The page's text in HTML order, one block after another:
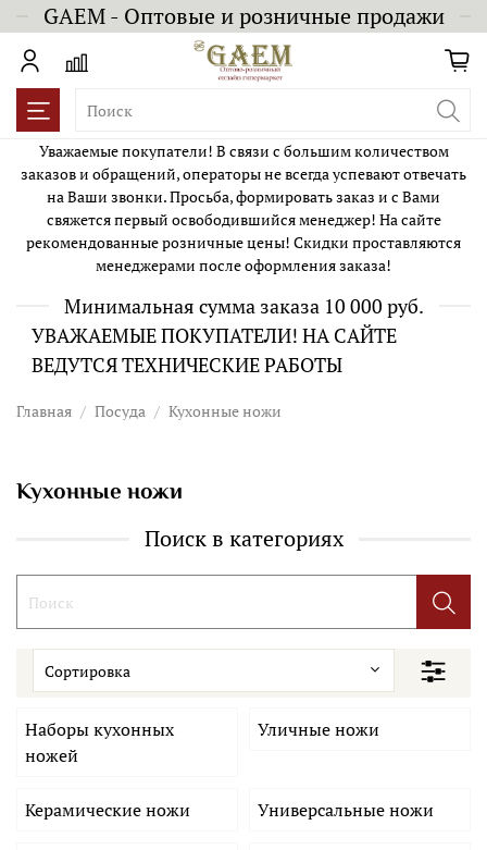
GAEM - Оптовые и розничные продажи
Уважаемые покупатели! В связи с большим количеством
заказов и обращений, операторы не всегда успевают отвечать
на Ваши звонки. Просьба, формировать заказ и с Вами
свяжется первый освободившийся менеджер! На сайте
рекомендованные розничные цены! Скидки проставляются
менеджерами после оформления заказа!
Минимальная сумма заказа 10 000 руб.
УВАЖАЕМЫЕ ПОКУПАТЕЛИ! НА САЙТЕ
ВЕДУТСЯ ТЕХНИЧЕСКИЕ РАБОТЫ
Главная Посуда Кухонные ножи
Кухонные ножи
Поиск в категориях
Наборы кухонных
ножей
Уличные ножи
Керамические ножи Универсальные ножи